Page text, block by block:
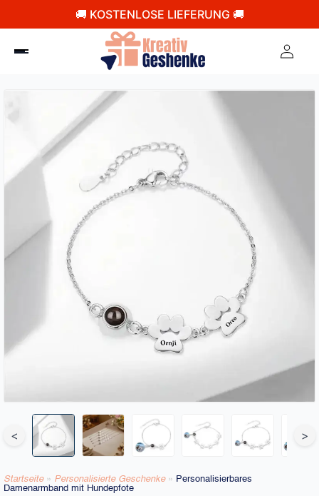
🚚 KOSTENLOSE LIEFERUNG 🚚
< >
Startseite » Personalisierte Geschenke » Personalisierbares
Damenarmband mit Hundepfote